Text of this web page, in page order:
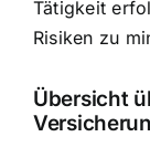
Tätigkeit
Risiken zu
Übersicht